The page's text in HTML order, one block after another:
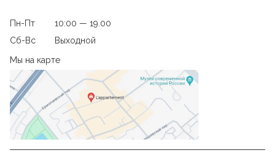
Пн-Пт
10:00 — 19.00
Сб-Вс
Выходной
Мы на карте